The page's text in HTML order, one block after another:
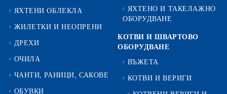
ЯХТЕНИ ОБЛЕКЛА
ЖИЛЕТКИ И НЕОПРЕНИ
ДРЕХИ
ОЧИЛА
ЧАНТИ, РАНИЦИ, САКОВЕ
ОБУВКИ
ЯХТЕНО И ТАКЕЛАЖНО
ОБОРУДВАНЕ
КОТВИ И ШВАРТОВО
ОБОРУДВАНЕ
ВЪЖЕТА
КОТВИ И ВЕРИГИ